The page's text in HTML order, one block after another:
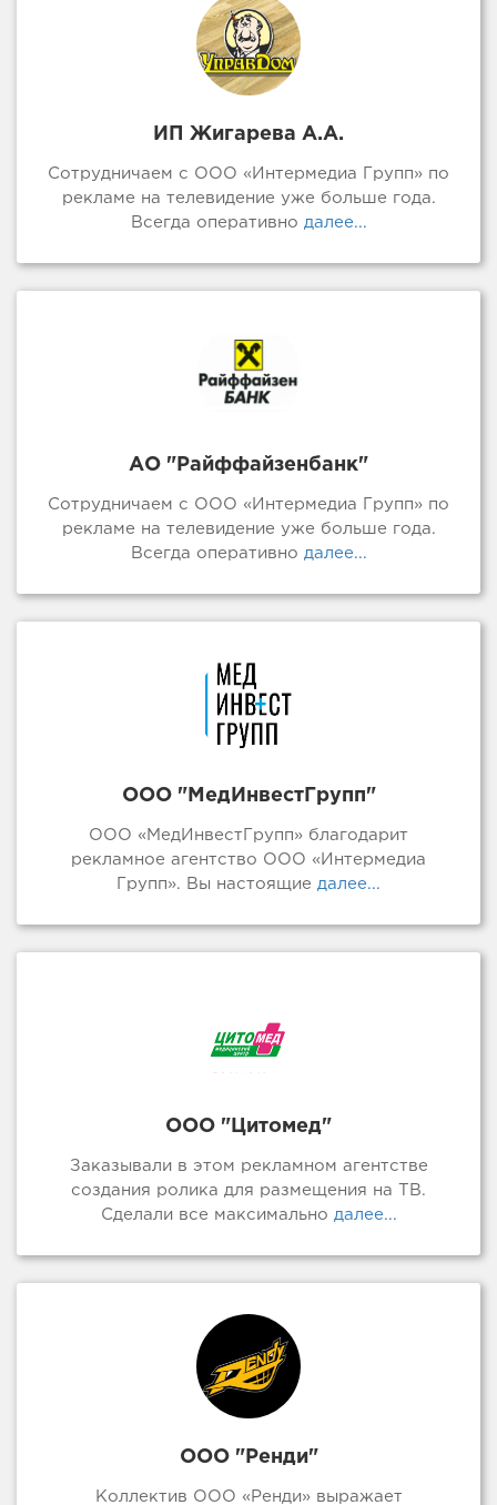
ИП Жигарева А.А.
Сотрудничаем с ООО «Интермедиа Групп» по
рекламе на телевидение уже больше года.
Всегда оперативно далее...
АО "Райффайзенбанк"
Сотрудничаем с ООО «Интермедиа Групп» по
рекламе на телевидение уже больше года.
Всегда оперативно далее...
ООО "МедИнвестГрупп"
ООО «МедИнвестГрупп» благодарит
рекламное агентство ООО «Интермедиа
Групп». Вы настоящие далее...
ООО "Цитомед"
Заказывали в этом рекламном агентстве
создания ролика для размещения на ТВ.
Сделали все максимально далее...
ООО "Ренди"
Коллектив ООО «Ренди» выражает